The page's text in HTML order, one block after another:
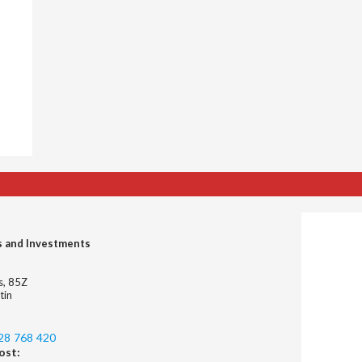
and Investments
85Z
768 420